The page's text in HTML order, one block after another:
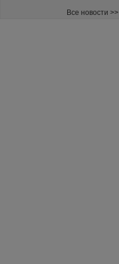
Все новости >>